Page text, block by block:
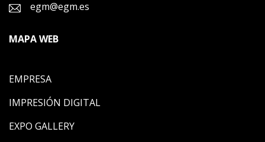
egm@egm.es
MAPA WEB
EMPRESA
IMPRESIÓN DIGITAL
EXPO GALLERY